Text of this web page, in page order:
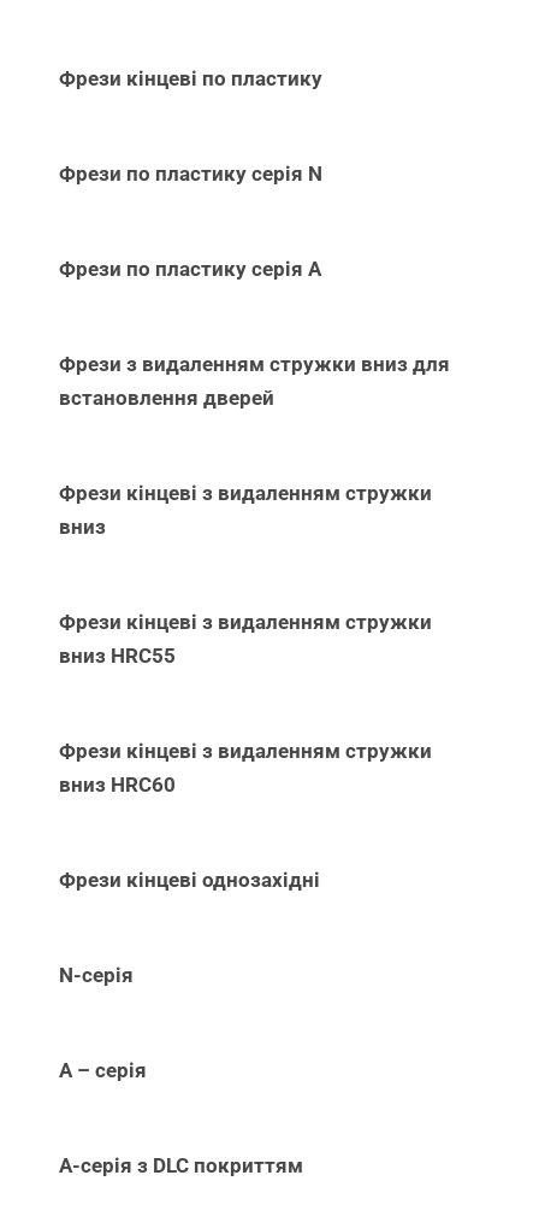
Фрези кінцеві по пластику
Фрези по пластику серія N
Фрези по пластику серія А
Фрези з видаленням стружки вниз для
встановлення дверей
Фрези кінцеві з видаленням стружки
вниз
Фрези кінцеві з видаленням стружки
вниз НRC55
Фрези кінцеві з видаленням стружки
вниз НRC60
Фрези кінцеві однозахідні
N-серія
А – серія
А-серія з DLC покриттям